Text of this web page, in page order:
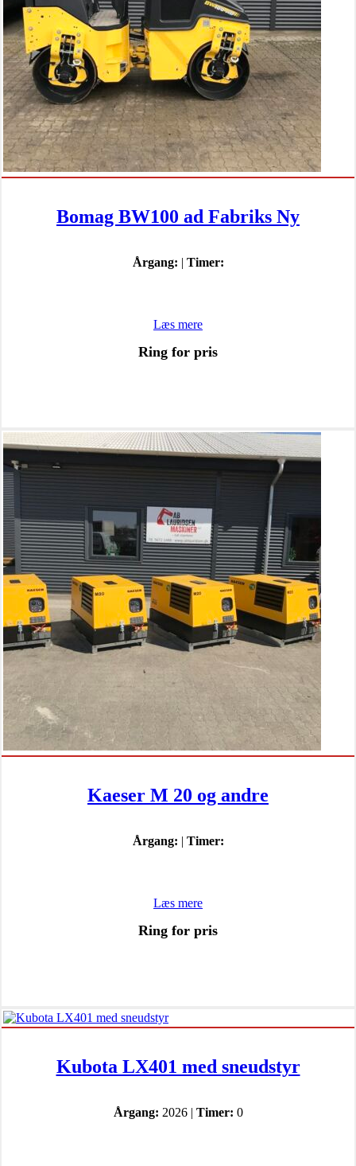
Bomag BW100 ad Fabriks Ny
Årgang: | Timer:
Læs mere
Ring for pris
Kaeser M 20 og andre
Årgang: | Timer:
Læs mere
Ring for pris
Kubota LX401 med sneudstyr
Årgang: 2026 | Timer: 0